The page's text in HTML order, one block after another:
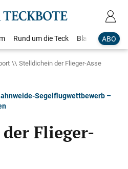
ABO
Rund um die Teck Blaulicht
Stelldichein der Flieger-Asse
Segelflugwettbewerb –
Flieger-